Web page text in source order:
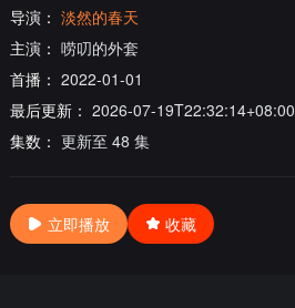
导演： 淡然的春天
主演： 唠叨的外套
首播： 2022-01-01
最后更新： 2026-07-19T22:32:14+08:00
集数： 更新至 48 集
立即播放 收藏